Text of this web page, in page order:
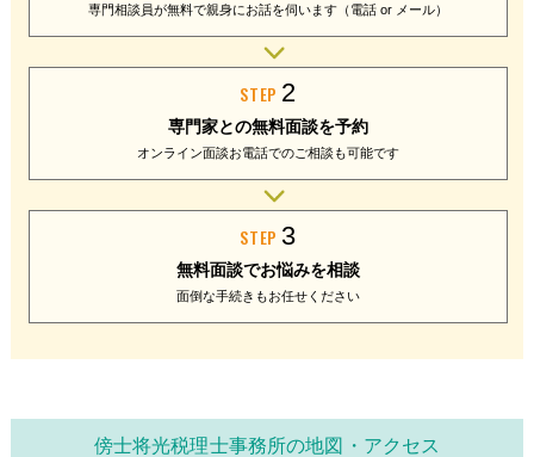
専門相談員が無料で親身にお話を伺います（電話 or メール）
STEP 2
専門家との無料面談を予約
オンライン面談お電話でのご相談も可能です
STEP 3
無料面談でお悩みを相談
面倒な手続きもお任せください
傍士将光税理士事務所の地図・アクセス